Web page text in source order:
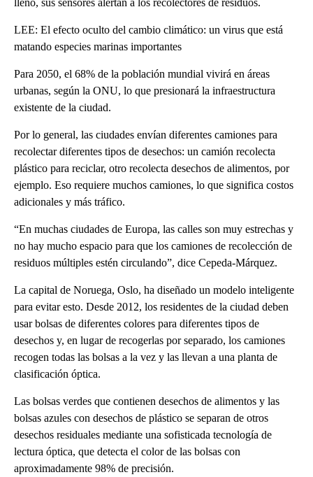
lleno, sus sensores alertan a los recolectores de residuos.
LEE: El efecto oculto del cambio climático: un virus que está
matando especies marinas importantes
Para 2050, el 68% de la población mundial vivirá en áreas
urbanas, según la ONU, lo que presionará la infraestructura
existente de la ciudad.
Por lo general, las ciudades envían diferentes camiones para
recolectar diferentes tipos de desechos: un camión recolecta
plástico para reciclar, otro recolecta desechos de alimentos, por
ejemplo. Eso requiere muchos camiones, lo que significa costos
adicionales y más tráfico.
“En muchas ciudades de Europa, las calles son muy estrechas y
no hay mucho espacio para que los camiones de recolección de
residuos múltiples estén circulando”, dice Cepeda-Márquez.
La capital de Noruega, Oslo, ha diseñado un modelo inteligente
para evitar esto. Desde 2012, los residentes de la ciudad deben
usar bolsas de diferentes colores para diferentes tipos de
desechos y, en lugar de recogerlas por separado, los camiones
recogen todas las bolsas a la vez y las llevan a una planta de
clasificación óptica.
Las bolsas verdes que contienen desechos de alimentos y las
bolsas azules con desechos de plástico se separan de otros
desechos residuales mediante una sofisticada tecnología de
lectura óptica, que detecta el color de las bolsas con
aproximadamente 98% de precisión.